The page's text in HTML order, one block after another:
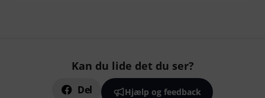
Kan du lide det du ser?
Del Hjælp og feedback